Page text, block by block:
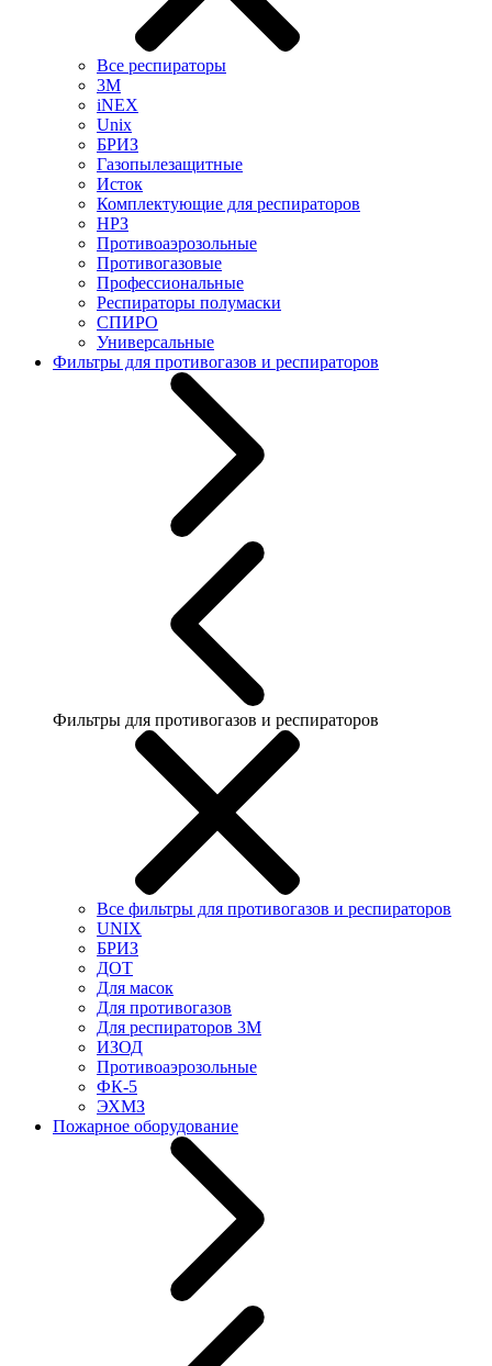
Все респираторы
3М
iNEX
Unix
БРИЗ
Газопылезащитные
Исток
Комплектующие для респираторов
НРЗ
Противоаэрозольные
Противогазовые
Профессиональные
Респираторы полумаски
СПИРО
Универсальные
Фильтры для противогазов и респираторов
Фильтры для противогазов и респираторов
Все фильтры для противогазов и респираторов
UNIX
БРИЗ
ДОТ
Для масок
Для противогазов
Для респираторов 3М
ИЗОД
Противоаэрозольные
ФК-5
ЭХМЗ
Пожарное оборудование